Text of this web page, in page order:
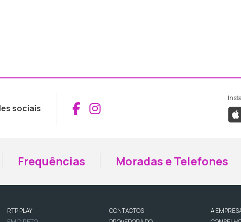
sociais Aceder ao Facebook da
Aceder ao Instagram
Frequências Moradas e Telefones
RTP PLAY
CONTACTOS
A